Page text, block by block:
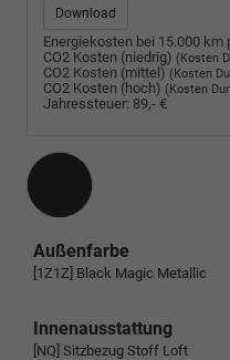
Download
Energiekosten bei 15.000 km
CO2 Kosten (niedrig) (Kosten
CO2 Kosten (mittel) (Kosten
CO2 Kosten (hoch) (Kosten
Jahressteuer: 89,- €
Außenfarbe
[1Z1Z] Black Magic Metallic
Innenausstattung
[NQ] Sitzbezug Stoff Loft